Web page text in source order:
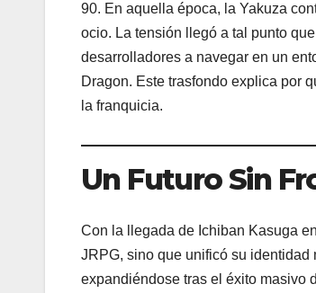
90. En aquella época, la Yakuza
ocio. La tensión llegó a tal punto
desarrolladores a navegar en un
Dragon. Este trasfondo explica por
la franquicia.
Un Futuro Sin
Con la llegada de Ichiban Kasuga
JRPG, sino que unificó su identidad
expandiéndose tras el éxito masivo